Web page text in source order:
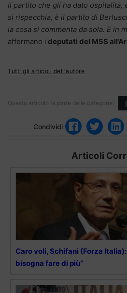
il partito che gli ha dato ospitalità,
si rispecchia, è il partito di
la cosa si commenta da sola. E in
affermano i deputati del M5S
Tutti gli articoli dell'autore
Questo articolo fa parte delle categorie:
Condividi
Articoli
Caro voli, Schifani (Forza
bisogna fare di più”